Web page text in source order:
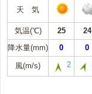
天 気
気温(℃) 25 24
降水量(mm)
0 0
風(m/s) 2